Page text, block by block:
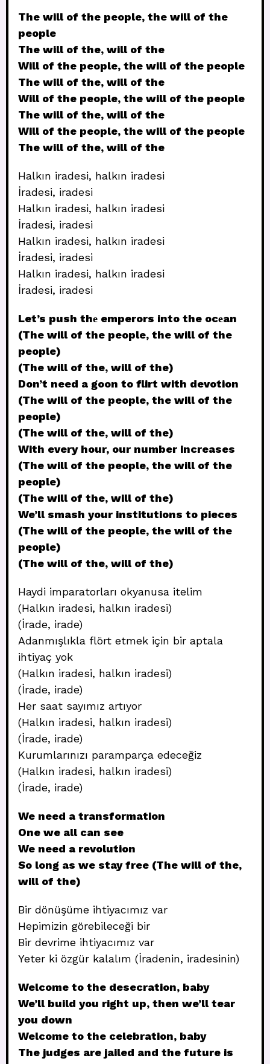
The will of the people, the will of the
people
The will of the, will of the
Will of the people, the will of the people
The will of the, will of the
Will of the people, the will of the people
The will of the, will of the
Will of the people, the will of the people
The will of the, will of the
Halkın iradesi, halkın iradesi
İradesi, iradesi
Halkın iradesi, halkın iradesi
İradesi, iradesi
Halkın iradesi, halkın iradesi
İradesi, iradesi
Halkın iradesi, halkın iradesi
İradesi, iradesi
Let’s push thе emperors into the ocеan
(The will of the people, the will of the
people)
(The will of the, will of the)
Don’t need a goon to flirt with devotion
(The will of the people, the will of the
people)
(The will of the, will of the)
With every hour, our number increases
(The will of the people, the will of the
people)
(The will of the, will of the)
We’ll smash your institutions to pieces
(The will of the people, the will of the
people)
(The will of the, will of the)
Haydi imparatorları okyanusa itelim
(Halkın iradesi, halkın iradesi)
(İrade, irade)
Adanmışlıkla flört etmek için bir aptala
ihtiyaç yok
(Halkın iradesi, halkın iradesi)
(İrade, irade)
Her saat sayımız artıyor
(Halkın iradesi, halkın iradesi)
(İrade, irade)
Kurumlarınızı paramparça edeceğiz
(Halkın iradesi, halkın iradesi)
(İrade, irade)
We need a transformation
One we all can see
We need a revolution
So long as we stay free (The will of the,
will of the)
Bir dönüşüme ihtiyacımız var
Hepimizin görebileceği bir
Bir devrime ihtiyacımız var
Yeter ki özgür kalalım (İradenin, iradesinin)
Welcome to the desecration, baby
We’ll build you right up, then we’ll tear
you down
Welcome to the celebration, baby
The judges are jailed and the future is